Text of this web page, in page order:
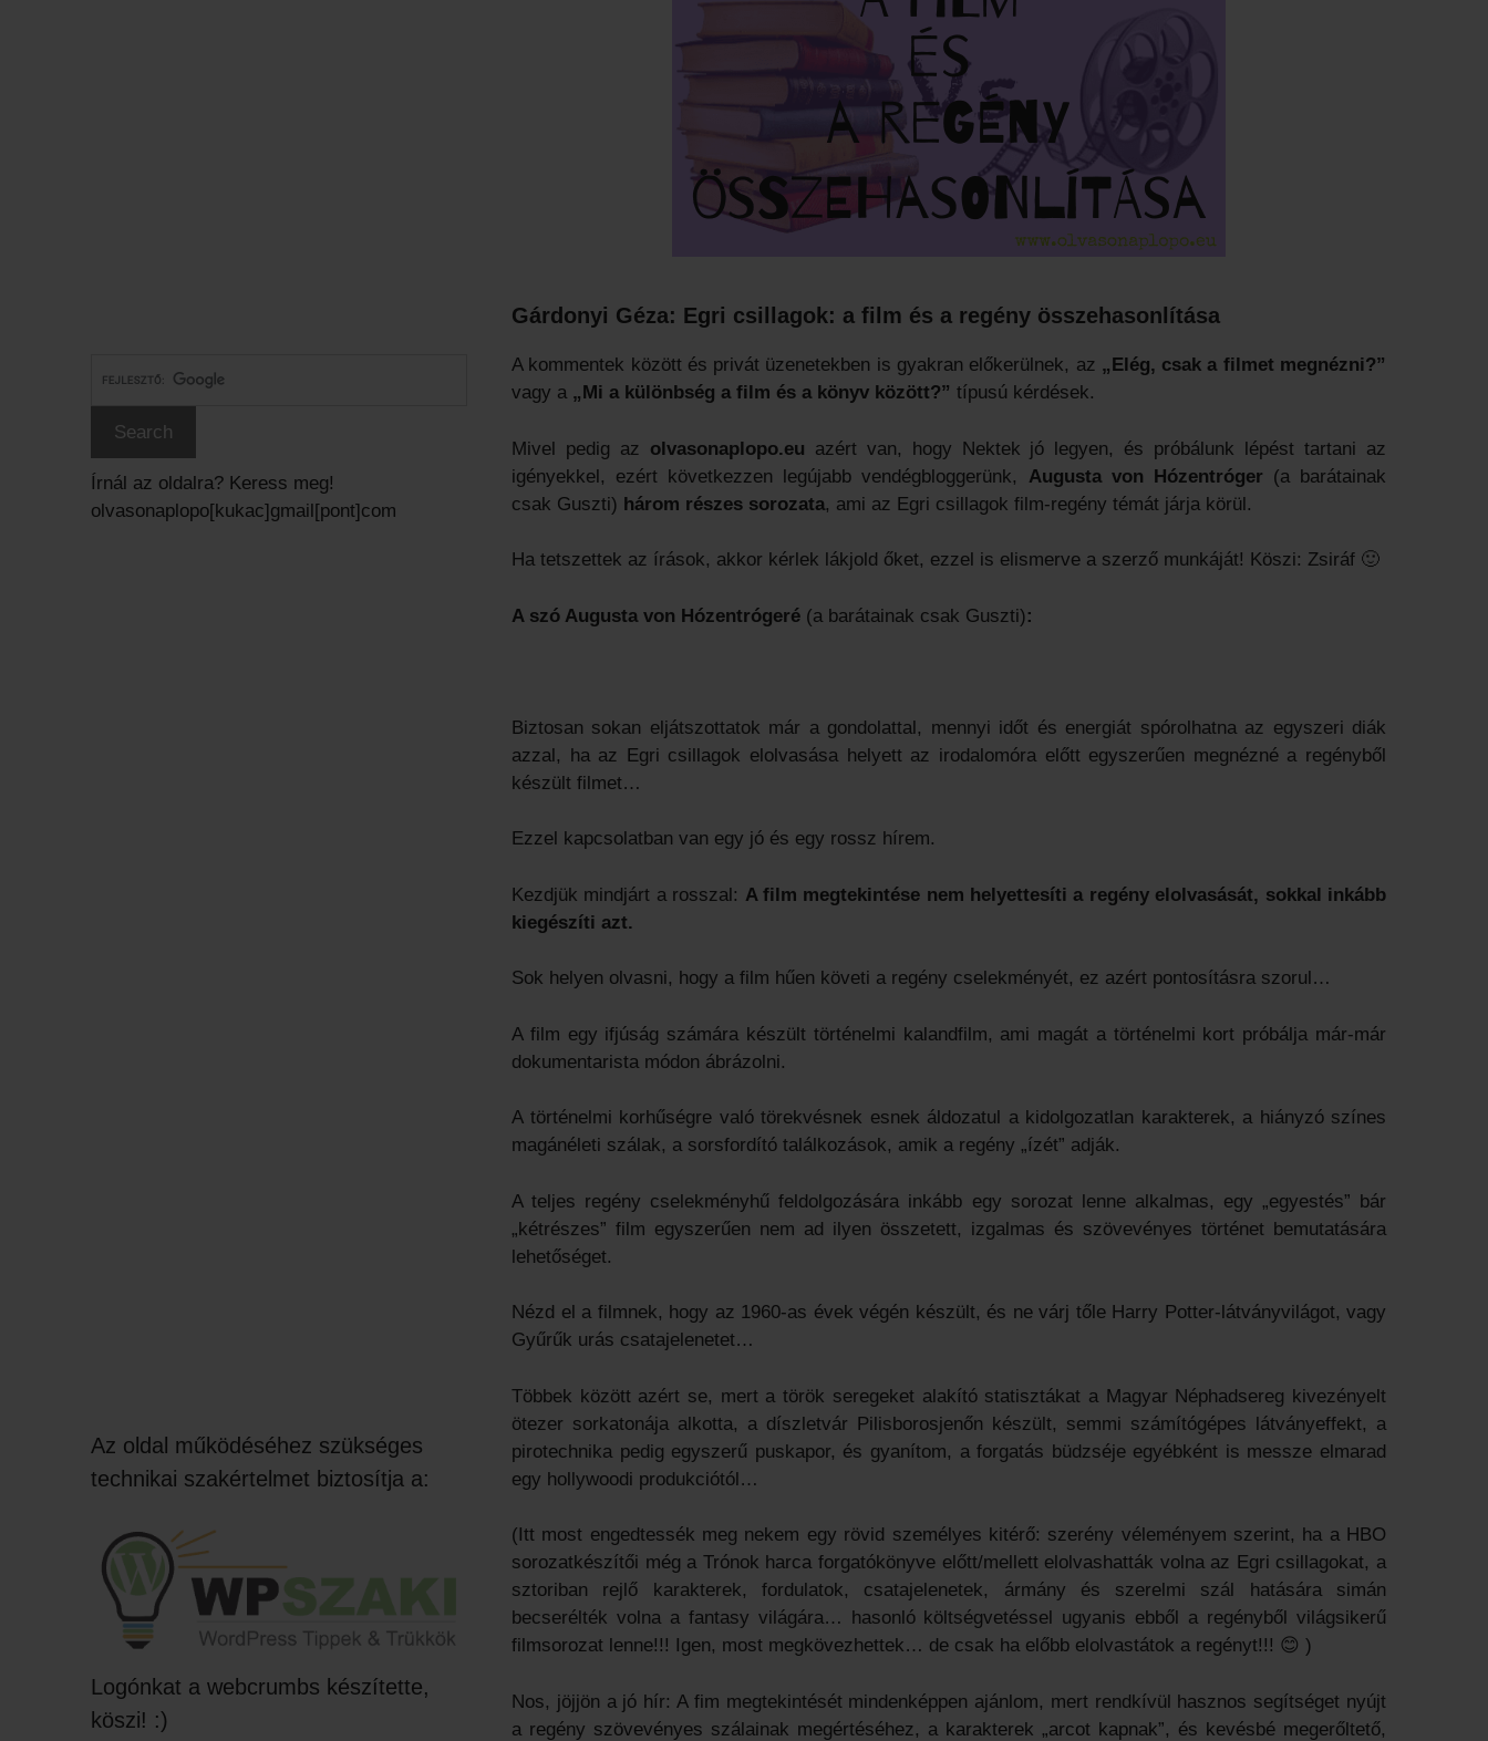
Gárdonyi Géza: Egri csillagok: a film és a regény összehasonlítása
A kommentek között és privát üzenetekben is gyakran előkerülnek, az „Elég, csak a filmet megnézni?”
vagy a „Mi a különbség a film és a könyv között?” típusú kérdések.
Mivel pedig az olvasonaplopo.eu azért van, hogy Nektek jó legyen, és próbálunk lépést tartani az
igényekkel, ezért következzen legújabb vendégbloggerünk, Augusta von Hózentróger (a barátainak
csak Guszti) három részes sorozata, ami az Egri csillagok film-regény témát járja körül.
Ha tetszettek az írások, akkor kérlek lákjold őket, ezzel is elismerve a szerző munkáját! Köszi: Zsiráf 🙂
A szó Augusta von Hózentrógeré (a barátainak csak Guszti):
Biztosan sokan eljátszottatok már a gondolattal, mennyi időt és energiát spórolhatna az egyszeri diák
azzal, ha az Egri csillagok elolvasása helyett az irodalomóra előtt egyszerűen megnézné a regényből
készült filmet…
Ezzel kapcsolatban van egy jó és egy rossz hírem.
Kezdjük mindjárt a rosszal: A film megtekintése nem helyettesíti a regény elolvasását, sokkal inkább
kiegészíti azt.
Sok helyen olvasni, hogy a film hűen követi a regény cselekményét, ez azért pontosításra szorul…
A film egy ifjúság számára készült történelmi kalandfilm, ami magát a történelmi kort próbálja már-már
dokumentarista módon ábrázolni.
A történelmi korhűségre való törekvésnek esnek áldozatul a kidolgozatlan karakterek, a hiányzó színes
magánéleti szálak, a sorsfordító találkozások, amik a regény „ízét” adják.
A teljes regény cselekményhű feldolgozására inkább egy sorozat lenne alkalmas, egy „egyestés” bár
„kétrészes” film egyszerűen nem ad ilyen összetett, izgalmas és szövevényes történet bemutatására
lehetőséget.
Nézd el a filmnek, hogy az 1960-as évek végén készült, és ne várj tőle Harry Potter-látványvilágot, vagy
Gyűrűk urás csatajelenetet…
Többek között azért se, mert a török seregeket alakító statisztákat a Magyar Néphadsereg kivezényelt
ötezer sorkatonája alkotta, a díszletvár Pilisborosjenőn készült, semmi számítógépes látványeffekt, a
pirotechnika pedig egyszerű puskapor, és gyanítom, a forgatás büdzséje egyébként is messze elmarad
egy hollywoodi produkciótól…
(Itt most engedtessék meg nekem egy rövid személyes kitérő: szerény véleményem szerint, ha a HBO
sorozatkészítői még a Trónok harca forgatókönyve előtt/mellett elolvashatták volna az Egri csillagokat, a
sztoriban rejlő karakterek, fordulatok, csatajelenetek, ármány és szerelmi szál hatására simán
becserélték volna a fantasy világára… hasonló költségvetéssel ugyanis ebből a regényből világsikerű
filmsorozat lenne!!! Igen, most megkövezhettek… de csak ha előbb elolvastátok a regényt!!! 😊 )
Nos, jöjjön a jó hír: A fim megtekintését mindenképpen ajánlom, mert rendkívül hasznos segítséget nyújt
a regény szövevényes szálainak megértéséhez, a karakterek „arcot kapnak”, és kevésbé megerőltető,
Írnál az oldalra? Keress meg!
olvasonaplopo[kukac]gmail[pont]com
Az oldal működéséhez szükséges
technikai szakértelmet biztosítja a:
Logónkat a webcrumbs készítette,
köszi! :)